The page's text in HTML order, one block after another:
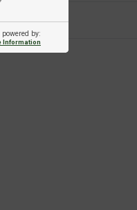
powered by:
Information